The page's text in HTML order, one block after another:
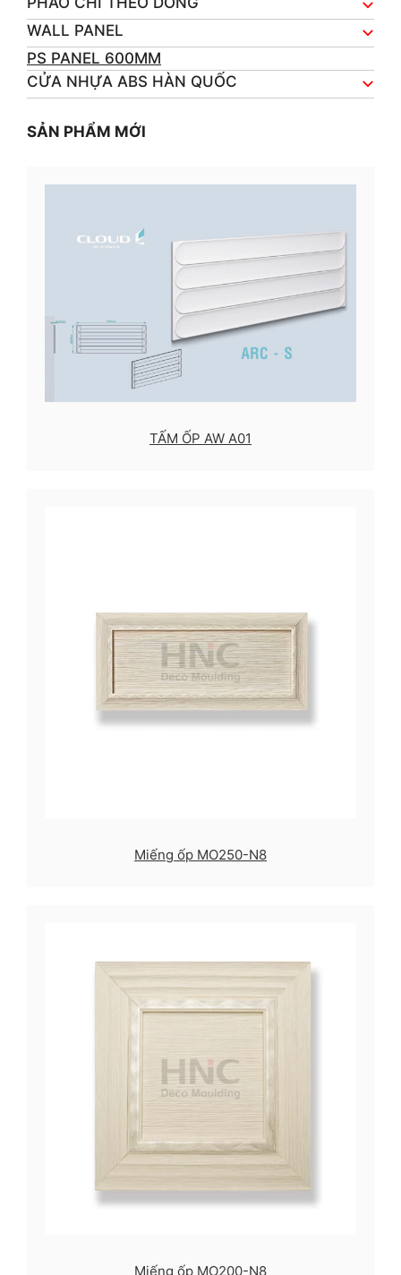
WALL PANEL
PS PANEL 600MM
CỬA NHỰA ABS HÀN QUỐC
SẢN PHẨM MỚI
TẤM ỐP AW A01
Miếng ốp MO250-N8
Miếng ốp MO200-N8